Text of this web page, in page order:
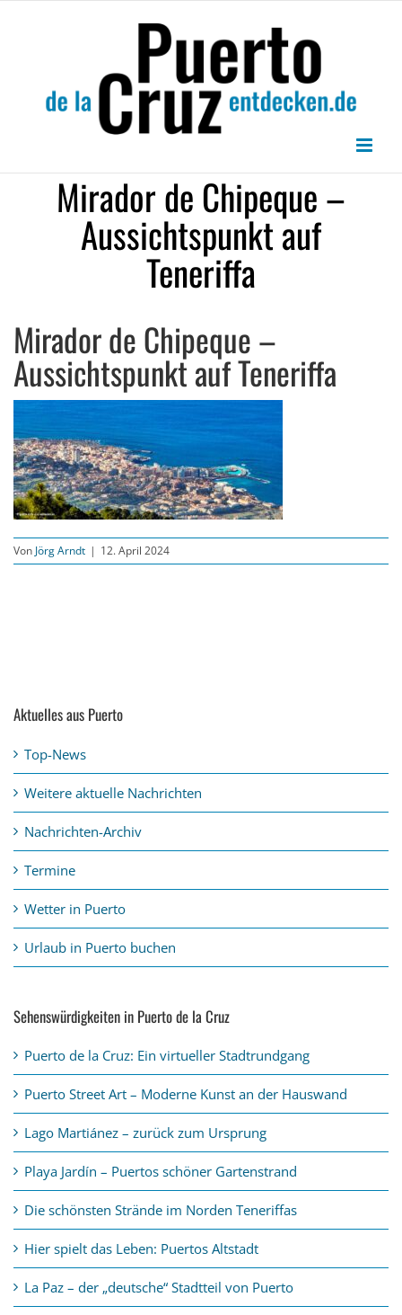
Mirador de Chipeque –
Aussichtspunkt auf
Teneriffa
Mirador de Chipeque –
Aussichtspunkt auf Teneriffa
Von Jörg Arndt | 12. April 2024
Aktuelles aus Puerto
Top-News
Weitere aktuelle Nachrichten
Nachrichten-Archiv
Termine
Wetter in Puerto
Urlaub in Puerto buchen
Sehenswürdigkeiten in Puerto de la Cruz
Puerto de la Cruz: Ein virtueller Stadtrundgang
Puerto Street Art – Moderne Kunst an der Hauswand
Lago Martiánez – zurück zum Ursprung
Playa Jardín – Puertos schöner Gartenstrand
Die schönsten Strände im Norden Teneriffas
Hier spielt das Leben: Puertos Altstadt
La Paz – der „deutsche“ Stadtteil von Puerto